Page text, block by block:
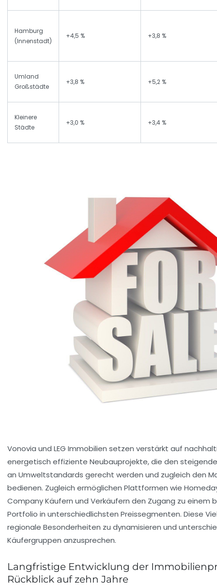
Hamburg
(Innenstadt)
+4,5 % +3,8 %
Umland
Großstädte
+3,8 % +5,2 %
Kleinere
Städte
+3,0 % +3,4 %
Vonovia und LEG Immobilien setzen verstärkt auf
energetisch effiziente Neubauprojekte, die den
an Umweltstandards gerecht werden und zugleich den
bedienen. Zugleich ermöglichen Plattformen wie
Company Käufern und Verkäufern den Zugang zu einem
Portfolio in unterschiedlichsten Preissegmenten. Diese
regionale Besonderheiten zu dynamisieren und
Käufergruppen anzusprechen.
Langfristige Entwicklung der
Rückblick auf zehn Jahre